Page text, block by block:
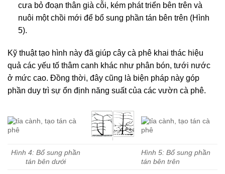
cưa bỏ đoạn thân già cỗi, kém phát triển bên trên và
nuôi một chồi mới để bổ sung phần tán bên trên (Hình
5).
Kỹ thuật tạo hình này đã giúp cây cà phê khai thác hiệu
quả các yếu tố thâm canh khác như phân bón, tưới nước
ở mức cao. Đồng thời, đây cũng là biện pháp này góp
phần duy trì sự ổn định năng suất của các vườn cà phê.
Hình 4: Bổ sung phần
tán bên dưới
Hình 5: Bổ sung phần
tán bên trên